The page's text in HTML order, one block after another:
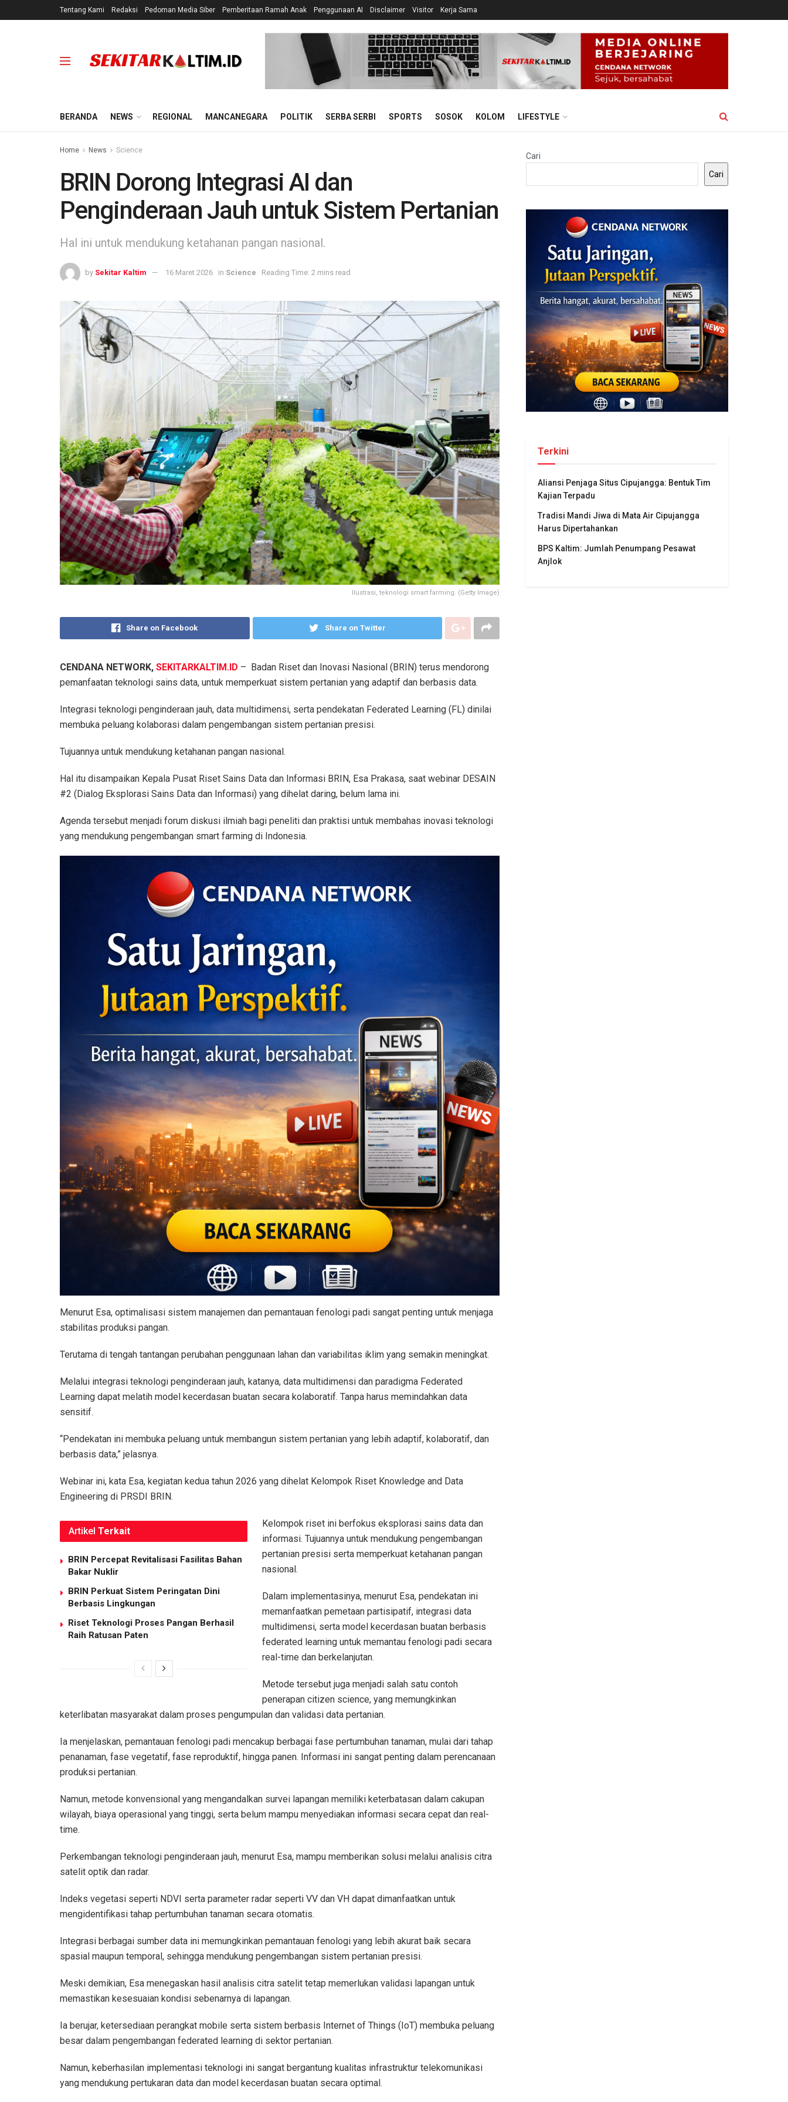
Tentang Kami Redaksi Pedoman Media Siber Pemberitaan Ramah Anak Penggunaan AI Disclaimer Visitor Kerja Sama
BERANDA NEWS REGIONAL MANCANEGARA POLITIK SERBA SERBI SPORTS SOSOK KOLOM LIFESTYLE
Home News Science
BRIN Dorong Integrasi AI dan
Penginderaan Jauh untuk Sistem Pertanian
Hal ini untuk mendukung ketahanan pangan nasional.
by Sekitar Kaltim 16 Maret 2026 in Science Reading Time: 2 mins read
Ilustrasi, teknologi smart farming. (Getty Image)
Share on Facebook Share on Twitter
CENDANA NETWORK, SEKITARKALTIM.ID – Badan Riset dan Inovasi Nasional (BRIN) terus mendorong
pemanfaatan teknologi sains data, untuk memperkuat sistem pertanian yang adaptif dan berbasis data.
Integrasi teknologi penginderaan jauh, data multidimensi, serta pendekatan Federated Learning (FL) dinilai
membuka peluang kolaborasi dalam pengembangan sistem pertanian presisi.
Tujuannya untuk mendukung ketahanan pangan nasional.
Hal itu disampaikan Kepala Pusat Riset Sains Data dan Informasi BRIN, Esa Prakasa, saat webinar DESAIN
#2 (Dialog Eksplorasi Sains Data dan Informasi) yang dihelat daring, belum lama ini.
Agenda tersebut menjadi forum diskusi ilmiah bagi peneliti dan praktisi untuk membahas inovasi teknologi
yang mendukung pengembangan smart farming di Indonesia.
Menurut Esa, optimalisasi sistem manajemen dan pemantauan fenologi padi sangat penting untuk menjaga
stabilitas produksi pangan.
Terutama di tengah tantangan perubahan penggunaan lahan dan variabilitas iklim yang semakin meningkat.
Melalui integrasi teknologi penginderaan jauh, katanya, data multidimensi dan paradigma Federated
Learning dapat melatih model kecerdasan buatan secara kolaboratif. Tanpa harus memindahkan data
sensitif.
“Pendekatan ini membuka peluang untuk membangun sistem pertanian yang lebih adaptif, kolaboratif, dan
berbasis data,” jelasnya.
Webinar ini, kata Esa, kegiatan kedua tahun 2026 yang dihelat Kelompok Riset Knowledge and Data
Engineering di PRSDI BRIN.
Artikel Terkait
BRIN Percepat Revitalisasi Fasilitas Bahan
Bakar Nuklir
BRIN Perkuat Sistem Peringatan Dini
Berbasis Lingkungan
Riset Teknologi Proses Pangan Berhasil
Raih Ratusan Paten
Kelompok riset ini berfokus eksplorasi sains data dan
informasi. Tujuannya untuk mendukung pengembangan
pertanian presisi serta memperkuat ketahanan pangan
nasional.
Dalam implementasinya, menurut Esa, pendekatan ini
memanfaatkan pemetaan partisipatif, integrasi data
multidimensi, serta model kecerdasan buatan berbasis
federated learning untuk memantau fenologi padi secara
real-time dan berkelanjutan.
Metode tersebut juga menjadi salah satu contoh
penerapan citizen science, yang memungkinkan
keterlibatan masyarakat dalam proses pengumpulan dan validasi data pertanian.
Ia menjelaskan, pemantauan fenologi padi mencakup berbagai fase pertumbuhan tanaman, mulai dari tahap
penanaman, fase vegetatif, fase reproduktif, hingga panen. Informasi ini sangat penting dalam perencanaan
produksi pertanian.
Namun, metode konvensional yang mengandalkan survei lapangan memiliki keterbatasan dalam cakupan
wilayah, biaya operasional yang tinggi, serta belum mampu menyediakan informasi secara cepat dan real-
time.
Perkembangan teknologi penginderaan jauh, menurut Esa, mampu memberikan solusi melalui analisis citra
satelit optik dan radar.
Indeks vegetasi seperti NDVI serta parameter radar seperti VV dan VH dapat dimanfaatkan untuk
mengidentifikasi tahap pertumbuhan tanaman secara otomatis.
Integrasi berbagai sumber data ini memungkinkan pemantauan fenologi yang lebih akurat baik secara
spasial maupun temporal, sehingga mendukung pengembangan sistem pertanian presisi.
Meski demikian, Esa menegaskan hasil analisis citra satelit tetap memerlukan validasi lapangan untuk
memastikan kesesuaian kondisi sebenarnya di lapangan.
Ia berujar, ketersediaan perangkat mobile serta sistem berbasis Internet of Things (IoT) membuka peluang
besar dalam pengembangan federated learning di sektor pertanian.
Namun, keberhasilan implementasi teknologi ini sangat bergantung kualitas infrastruktur telekomunikasi
yang mendukung pertukaran data dan model kecerdasan buatan secara optimal.
Cari
Cari
Terkini
Aliansi Penjaga Situs Cipujangga: Bentuk Tim
Kajian Terpadu
Tradisi Mandi Jiwa di Mata Air Cipujangga
Harus Dipertahankan
BPS Kaltim: Jumlah Penumpang Pesawat
Anjlok